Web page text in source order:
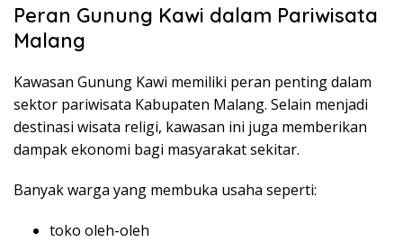
Peran Gunung Kawi dalam Pariwisata
Malang
Kawasan Gunung Kawi memiliki peran penting dalam
sektor pariwisata Kabupaten Malang. Selain menjadi
destinasi wisata religi, kawasan ini juga memberikan
dampak ekonomi bagi masyarakat sekitar.
Banyak warga yang membuka usaha seperti:
toko oleh-oleh